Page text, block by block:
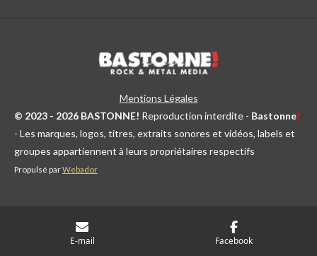
Mentions Légales
© 2023 - 2026 BASTONNE! Reproduction interdite - Bastonne!
- Les marques, logos, titres, extraits sonores et vidéos, labels et
groupes appartiennent à leurs propriétaires respectifs
Propulsé parWebador
E-mail Facebook